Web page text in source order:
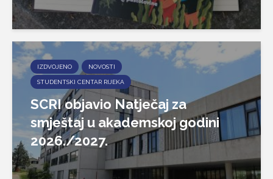
IZDVOJENO NOVOSTI
STUDENTSKI CENTAR RIJEKA
SCRI objavio Natječaj za
smještaj u akademskoj godini
2026./2027.